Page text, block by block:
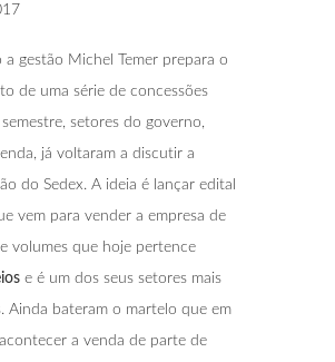
a gestão Michel Temer prepara o
de uma série de concessões
setores do governo,
já voltaram a discutir a
do Sedex. A ideia é lançar edital
vem para vender a empresa de
volumes que hoje pertence
e é um dos seus setores mais
Ainda bateram o martelo que em
a venda de parte de